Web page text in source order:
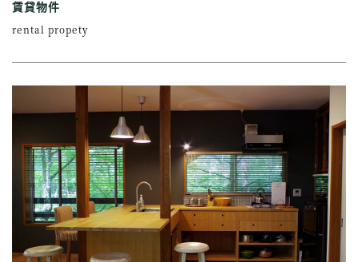
賃貸物件
rental propety